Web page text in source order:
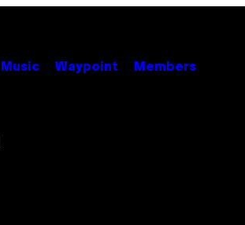
Music Waypoint Members